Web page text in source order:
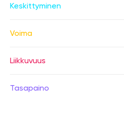
Keskittyminen
Voima
Liikkuvuus
Tasapaino